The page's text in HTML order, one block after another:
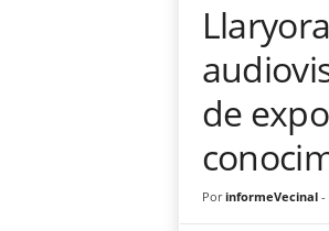
de
Por informeVecinal-